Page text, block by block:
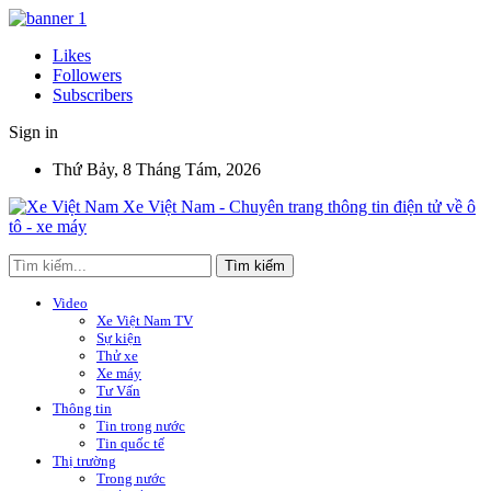
Likes
Followers
Subscribers
Sign in
Thứ Bảy, 8 Tháng Tám, 2026
Xe Việt Nam - Chuyên trang thông tin điện tử về ô
tô - xe máy
Video
Xe Việt Nam TV
Sự kiện
Thử xe
Xe máy
Tư Vấn
Thông tin
Tin trong nước
Tin quốc tế
Thị trường
Trong nước